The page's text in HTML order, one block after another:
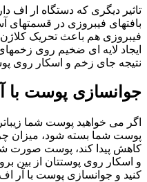
تاثیر دیگری که دستگاه ار
بافتهای فیبروزی در
فیبروزی هم باعث تحریک
ایجاد لایه ای ضخیم روی
نتیجه جای زخم و اسکار روی
جوانسازی پوست با
اگر می خواهید پوست شما
پوست شما بسته شود، میزان
کاهش پیدا کند، پوست صورت
و اسکار روی پوستتان از بین
کنید و جوانسازی پوست با آر